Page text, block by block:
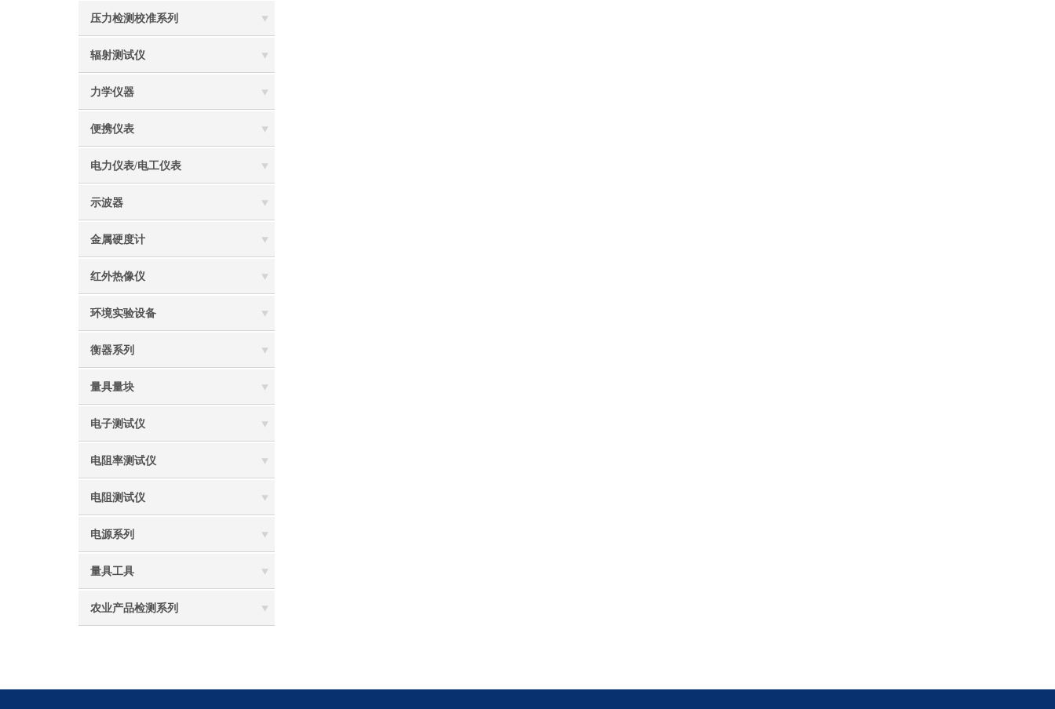
压力检测校准系列
辐射测试仪
力学仪器
便携仪表
电力仪表/电工仪表
示波器
金属硬度计
红外热像仪
环境实验设备
衡器系列
量具量块
电子测试仪
电阻率测试仪
电阻测试仪
电源系列
量具工具
农业产品检测系列